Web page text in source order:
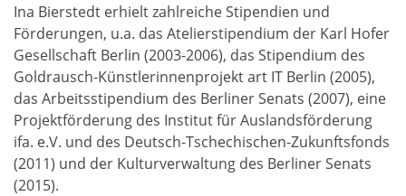
Ina Bierstedt erhielt zahlreiche Stipendien und
Förderungen, u.a. das Atelierstipendium der Karl Hofer
Gesellschaft Berlin (2003-2006), das Stipendium des
Goldrausch-Künstlerinnenprojekt art IT Berlin (2005),
das Arbeitsstipendium des Berliner Senats (2007), eine
Projektförderung des Institut für Auslandsförderung
ifa. e.V. und des Deutsch-Tschechischen-Zukunftsfonds
(2011) und der Kulturverwaltung des Berliner Senats
(2015).